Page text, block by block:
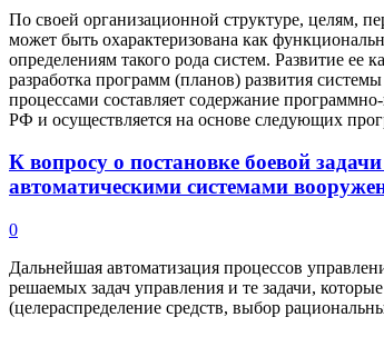
По своей организационной структуре, целям,
может быть охарактеризована как
определениям такого рода систем. Развитие ее
разработка программ (планов) развития
процессами составляет содержание
РФ и осуществляется на основе следующих
К вопросу о постановке боевой
автоматическими системами
0
Дальнейшая автоматизация процессов
решаемых задач управления и те задачи,
(целераспределение средств, выбор